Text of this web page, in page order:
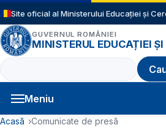
Sari la conținutul principal
Site oficial al Ministerului Educației și
GUVERNUL ROMÂNIEI
MINISTERUL EDUCAȚIEI ȘI
Caută
Meniu
Navigație principală
Cale de navigare
Acasă Comunicate de presă